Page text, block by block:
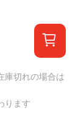
庫切れの場合は
ります